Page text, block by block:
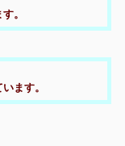
。
ます。